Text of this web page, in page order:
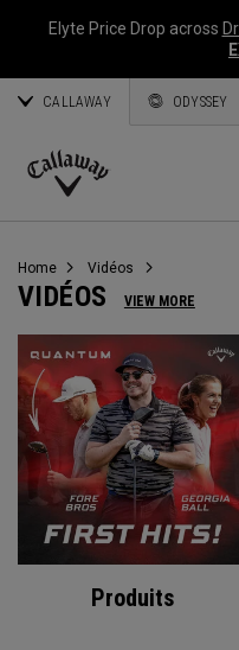
Elyte Price Drop across
CALLAWAY ODYSSEY
Callaway
Home Vidéos
VIDÉOS VIEW MORE
Produits